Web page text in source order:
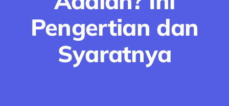
Pengertian dan
Syaratnya